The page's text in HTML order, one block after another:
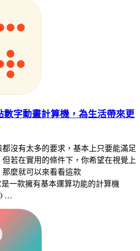
數字動畫計算機，為生活帶來更
沒有太多的要求，基本上只要能滿足
但若在實用的條件下，你希望在視覺上
麼就可以來看看這款
是一款擁有基本運算功能的計算機
…